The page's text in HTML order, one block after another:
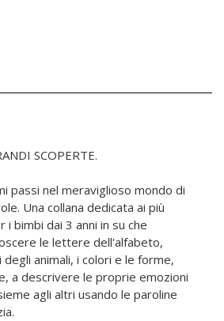
SCOPERTE.
passi nel meraviglioso mondo di
Una collana dedicata ai più
i bimbi dai 3 anni in su che
le lettere dell'alfabeto,
animali, i colori e le forme,
a descrivere le proprie emozioni
agli altri usando le paroline